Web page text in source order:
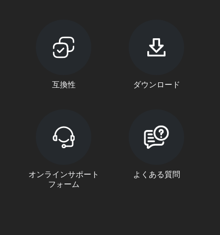
互換性 ダウンロード
オンラインサポート
フォーム
よくある質問